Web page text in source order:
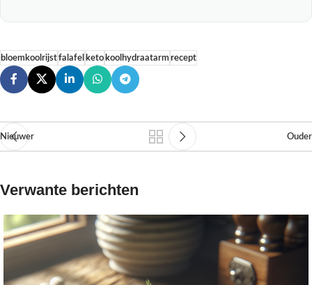
bloemkoolrijstfalafel keto koolhydraatarm recept
Nieuwer Ouder
Verwante berichten